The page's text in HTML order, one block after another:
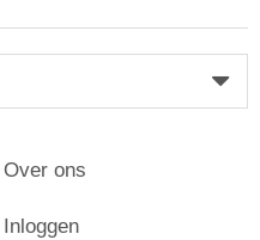
Over ons
Inloggen